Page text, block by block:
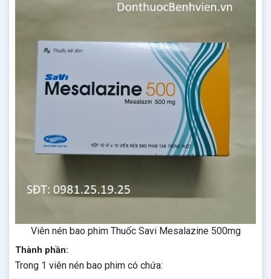
Viên nén bao phim Thuốc Savi Mesalazine 500mg
Thành phần:
Trong 1 viên nén bao phim có chứa: